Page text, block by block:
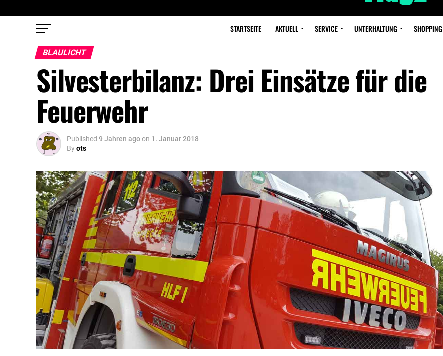
STARTSEITE AKTUELL SERVICE UNTERHALTUNG SHOPPING
BLAULICHT
Silvesterbilanz: Drei Einsätze für die
Feuerwehr
Published 9 Jahren agoon 1. Januar 2018
Byots